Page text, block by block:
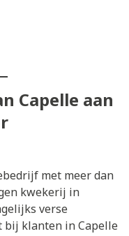
Capelle aan
met meer dan
kwekerij in
verse
bij klanten in Capelle